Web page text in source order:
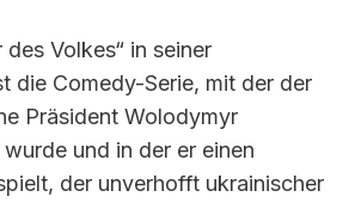
Volkes“ in seiner
die Comedy-Serie, mit der der
Präsident Wolodymyr
und in der er einen
der unverhofft ukrainischer